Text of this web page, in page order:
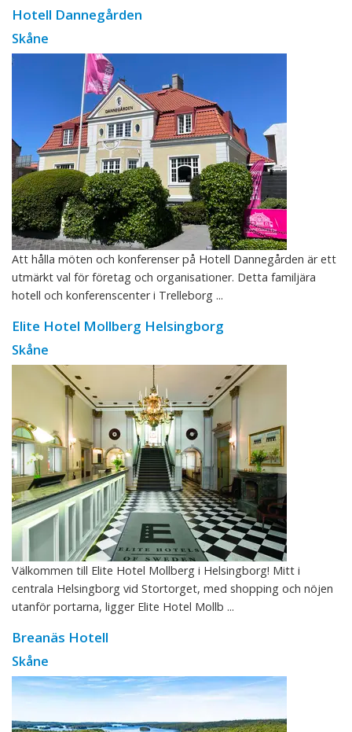
Hotell Dannegården
Skåne
Att hålla möten och konferenser på Hotell Dannegården är ett
utmärkt val för företag och organisationer. Detta familjära
hotell och konferenscenter i Trelleborg ...
Elite Hotel Mollberg Helsingborg
Skåne
Välkommen till Elite Hotel Mollberg i Helsingborg! Mitt i
centrala Helsingborg vid Stortorget, med shopping och nöjen
utanför portarna, ligger Elite Hotel Mollb ...
Breanäs Hotell
Skåne